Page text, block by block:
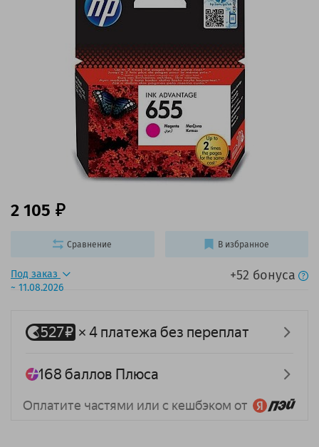
Под заказ
~ 11.08.2026
+52 бонуса
2 105
Сравнение В избранное